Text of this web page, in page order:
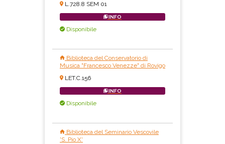
L.728.8 SEM 01
INFO
Disponibile
Biblioteca del Conservatorio di
Musica "Francesco Venezze" di Rovigo
LET.C.156
INFO
Disponibile
Biblioteca del Seminario Vescovile
'S. Pio X'